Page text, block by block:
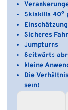
Skiskills 40°
Sicheres
Jumpturns
Seitwärts
kleine
Die
sein!